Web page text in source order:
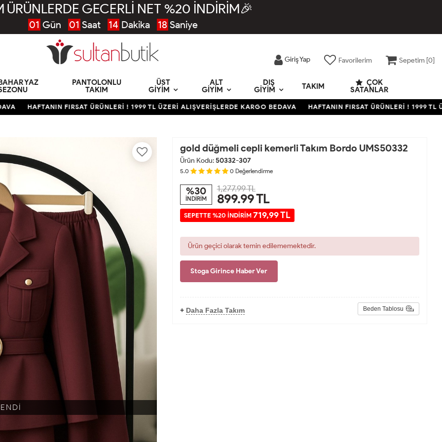
ÜRÜNLERDE GECERLİ NET %20 İNDİRİM🎉
01 Gün 01 Saat 14 Dakika 17 Saniye
Giriş Yap Favorilerim Sepetim [0]
YAZ
PANTOLONLU
TAKIM
ÜST
GIYIM
ALT
GIYIM
DIŞ
GIYIM
TAKIM
ÇOK
SATANLAR
HAFTANIN FIRSAT ÜRÜNLERİ ! 1999 TL ÜZERİ ALIŞVERİŞLERDE KARGO BEDAVA HAFTANIN FIRSAT ÜRÜNLERİ ! 1999 TL ÜZERİ
gold düğmeli cepli kemerli Takım Bordo UMS50332
Ürün Kodu:50332-307
5.0 0 Değerlendirme
%30
İNDİRİM
1,277.99 TL
899.99TL
SEPETTE %20 İNDİRİM 719,99 TL
Ürün geçici olarak temin edilememektedir.
Stoga Girince Haber Ver
+ Daha Fazla Takım Beden Tablosu